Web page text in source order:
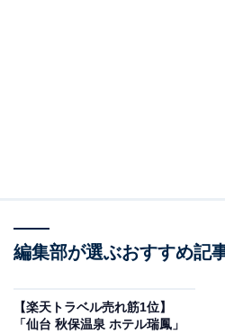
「箱根湯本温泉 天成園」は現在
編集部が選ぶおすすめ記
【楽天トラベル売れ筋1位】
「仙台 秋保温泉 ホテル瑞鳳」